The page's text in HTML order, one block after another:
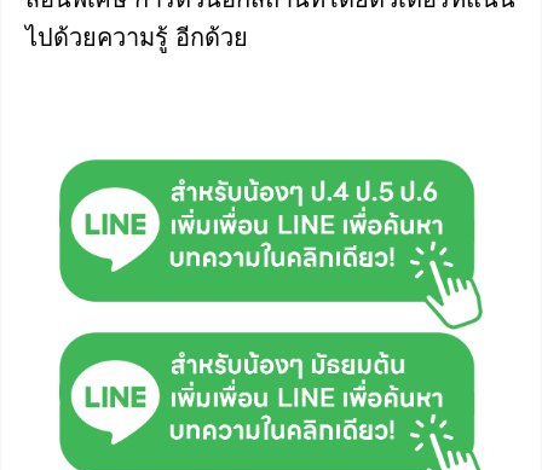
ไปด้วยความรู้ อีกด้วย